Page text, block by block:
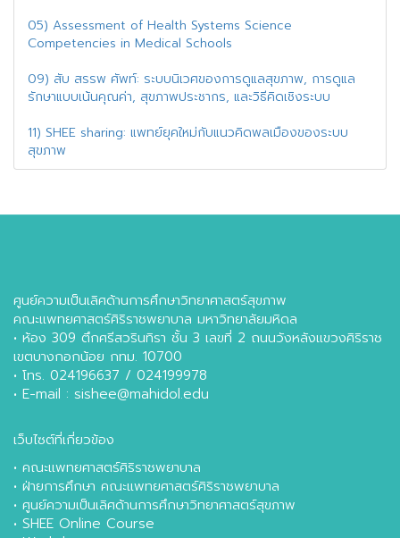
05) Assessment of Health Systems Science
Competencies in Medical Schools
09) สับ สรรพ ศัพท์: ระบบนิเวศของการดูแลสุขภาพ, การดูแล
รักษาแบบเน้นคุณค่า, สุขภาพประชากร, และวิธีคิดเชิงระบบ
11) SHEE sharing: แพทย์ยุคใหม่กับแนวคิดพลเมืองของระบบ
สุขภาพ
ศูนย์ความเป็นเลิศด้านการศึกษาวิทยาศาสตร์สุขภาพ
คณะแพทยศาสตร์ศิริราชพยาบาล มหาวิทยาลัยมหิดล
• ห้อง 309 ตึกศรีสวรินทิรา ชั้น 3 เลขที่ 2 ถนนวังหลังแขวงศิริราช
เขตบางกอกน้อย กทม. 10700
• โทร. 024196637 / 024199978
• E-mail : sishee@mahidol.edu
เว็บไซต์ที่เกี่ยวข้อง
• คณะแพทยศาสตร์ศิริราชพยาบาล
• ฝ่ายการศึกษา คณะแพทยศาสตร์ศิริราชพยาบาล
• ศูนย์ความเป็นเลิศด้านการศึกษาวิทยาศาสตร์สุขภาพ
• SHEE Online Course